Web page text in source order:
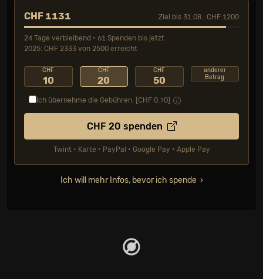
CHF 1131 Ziel bis 31.08.: CHF 1200
24 Tage verbleibend • 61 Spenden bis jetzt
2025: CHF 2333 von 2500 erreicht
CHF
10
CHF
20
CHF
50
anderer
Betrag
Ich übernehme die Gebühren. [CHF 0.70]
CHF 20 spenden
Twint • Karte • PayPal • Google Pay • Apple Pay
Ich will mehr Infos, bevor ich spende